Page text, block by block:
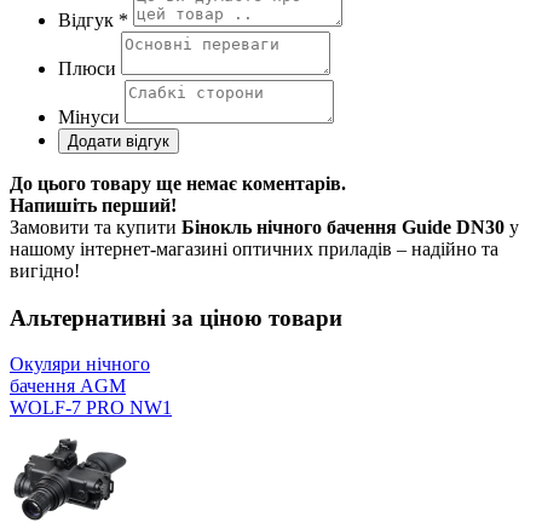
Відгук *
Плюси
Мінуси
До цього товару ще немає коментарів.
Напишіть перший!
Замовити та купити Бінокль нічного бачення Guide DN30 у
нашому інтернет-магазині оптичних приладів – надійно та
вигідно!
Альтернативні за ціною товари
Окуляри нічного
бачення AGM
WOLF-7 PRO NW1